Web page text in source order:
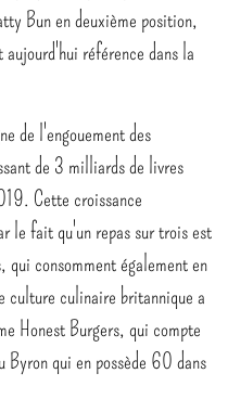
Bun en deuxième position,
référence dans la
de l'engouement des
de 3 milliards de livres
Cette croissance
le fait qu'un repas sur trois est
consomment également en
culture culinaire britannique a
Honest Burgers, qui compte
Byron qui en possède 60 dans